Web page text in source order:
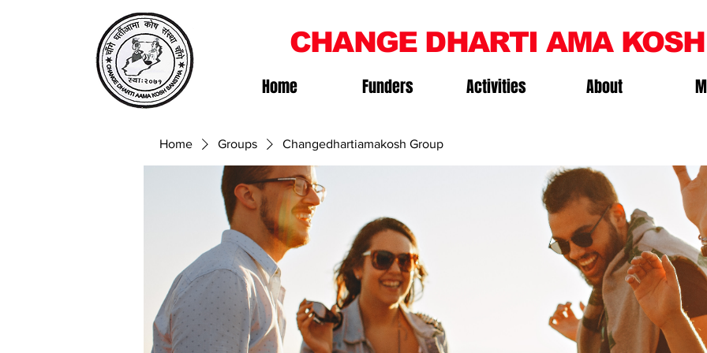
CHANGE DHARTI AMA KOSH
Home Funders Activities About
Home Groups Changedhartiamakosh Group